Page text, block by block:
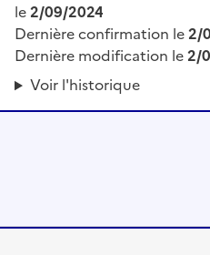
le2/09/2024
Dernière confirmation le2/
Dernière modification le2/
Voir l'historique